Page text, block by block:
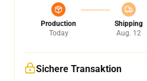
Production
Today
Shipping
Aug. 12
Sichere Transaktion